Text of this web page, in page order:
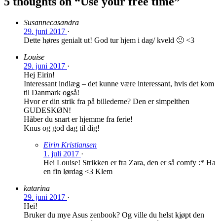
Susannecasandra
29. juni 2017 ·
Dette høres genialt ut! God tur hjem i dag/ kveld 🙂 <3
Louise
29. juni 2017 ·
Hej Eirin!
Interessant indlæg – det kunne være interessant, hvis det kom
til Danmark også!
Hvor er din strik fra på billederne? Den er simpelthen
GUDESKØN!
Håber du snart er hjemme fra ferie!
Knus og god dag til dig!
Eirin Kristiansen
1. juli 2017 ·
Hei Louise! Strikken er fra Zara, den er så comfy :* Ha
en fin lørdag <3 Klem
katarina
29. juni 2017 ·
Hei!
Bruker du mye Asus zenbook? Og ville du helst kjøpt den